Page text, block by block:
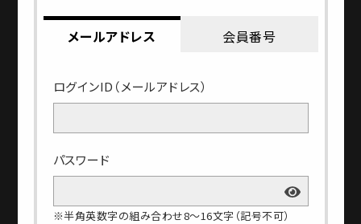
メールアドレス 会員番号
ログインID（メールアドレス）
パスワード
※半角英数字の組み合わせ8～16文字（記号不可）